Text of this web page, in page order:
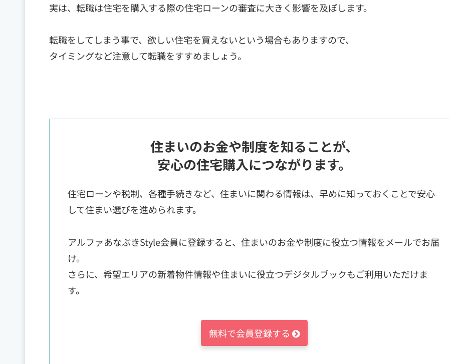
実は、転職は住宅を購入する際の住宅ローンの審査に大きく影響を及ぼします。
転職をしてしまう事で、欲しい住宅を買えないという場合もありますので、
タイミングなど注意して転職をすすめましょう。
住まいのお金や制度を知ることが、
安心の住宅購入につながります。
住宅ローンや税制、各種手続きなど、住まいに関わる情報は、早めに知っておくことで安心
して住まい選びを進められます。
アルファあなぶきStyle会員に登録すると、住まいのお金や制度に役立つ情報をメールでお届
け。
さらに、希望エリアの新着物件情報や住まいに役立つデジタルブックもご利用いただけま
す。
無料で会員登録する